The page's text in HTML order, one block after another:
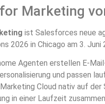
Marketing
ist Salesforces neue
2026 in Chicago am 3. Juni
Agenten erstellen E-
und passen
Cloud nativ auf
in einer Laufzeit